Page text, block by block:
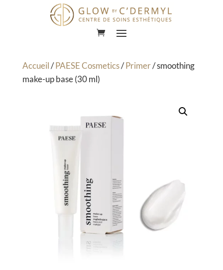
Accueil/PAESE Cosmetics/Primer/ smoothing
make-up base (30 ml)